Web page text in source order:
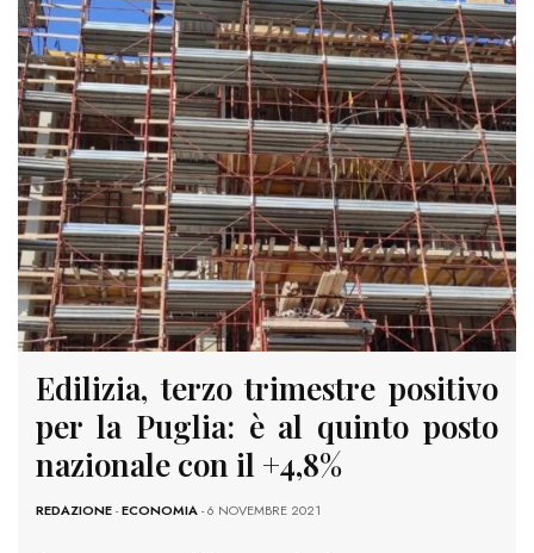
Edilizia, terzo trimestre positivo
per la Puglia: è al quinto posto
nazionale con il +4,8%
REDAZIONE-ECONOMIA- 6 NOVEMBRE 2021